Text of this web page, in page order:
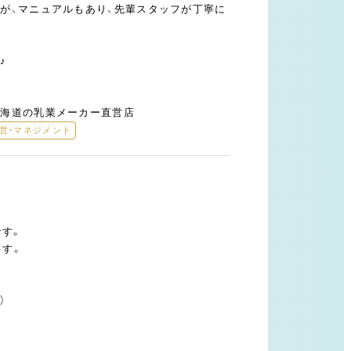
マニュアルもあり、先輩スタッフが丁寧に
道の乳業メーカー直営店
・マネジメント
。
。